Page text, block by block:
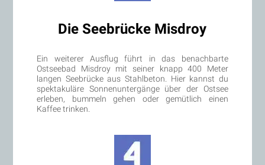
Die Seebrücke Misdroy
Ein weiterer Ausflug führt in das benachbarte
Ostseebad Misdroy mit seiner knapp 400 Meter
langen Seebrücke aus Stahlbeton. Hier kannst du
spektakuläre Sonnenuntergänge über der Ostsee
erleben, bummeln gehen oder gemütlich einen
Kaffee trinken.